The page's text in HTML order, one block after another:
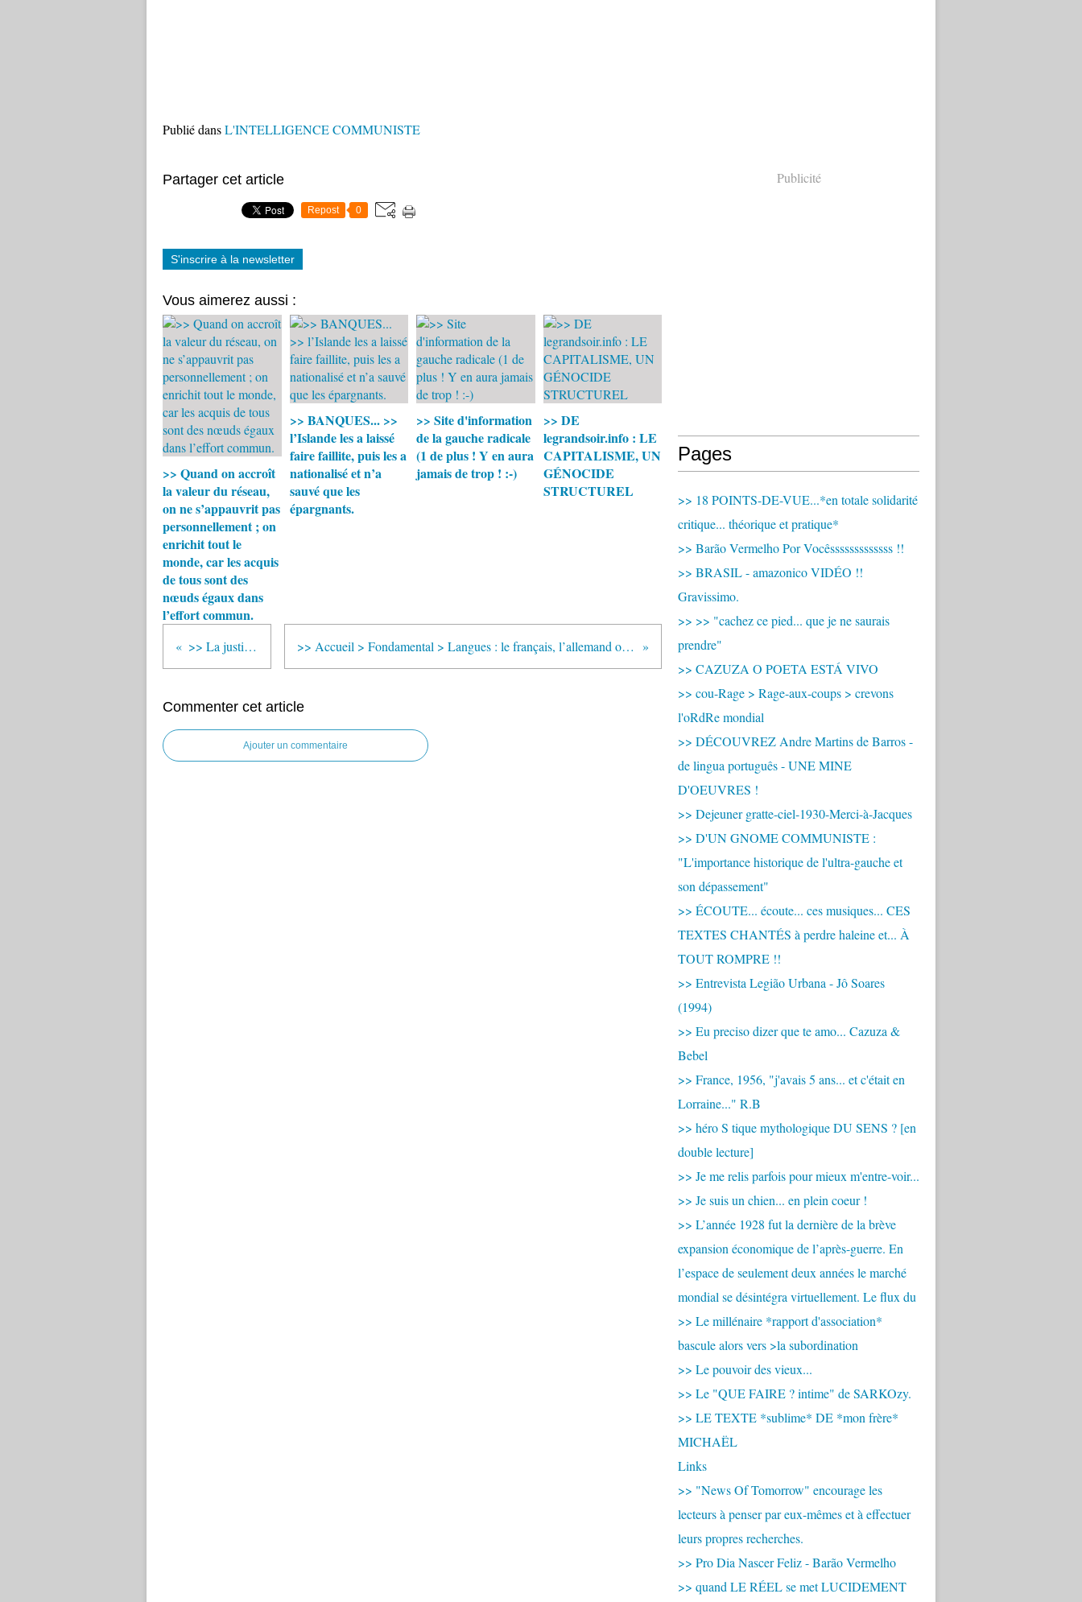
Publié dansL'INTELLIGENCE COMMUNISTE
Partager cet article
Repost 0
S'inscrire à la newsletter
Vous aimerez aussi :
>> Quand on accroît
la valeur du réseau,
on ne s’appauvrit pas
personnellement ; on
enrichit tout le
monde, car les acquis
de tous sont des
nœuds égaux dans
l’effort commun.
>> BANQUES... >>
l’Islande les a laissé
faire faillite, puis les a
nationalisé et n’a
sauvé que les
épargnants.
>> Site d'information
de la gauche radicale
(1 de plus ! Y en aura
jamais de trop ! :-)
>> DE
legrandsoir.info : LE
CAPITALISME, UN
GÉNOCIDE
STRUCTUREL
>> La justice impériale >> Accueil > Fondamental > Langues : le français, l’allemand ou le tchèque sont originaires… de Turquie
Commenter cet article
Ajouter un commentaire
Publicité
Pages
>> 18 POINTS-DE-VUE...*en totale solidarité
critique... théorique et pratique*
>> Barão Vermelho Por Vocêsssssssssssss !!
>> BRASIL - amazonico VIDÉO !!
Gravissimo.
>> >> "cachez ce pied... que je ne saurais
prendre"
>> CAZUZA O POETA ESTÁ VIVO
>> cou-Rage > Rage-aux-coups > crevons
l'oRdRe mondial
>> DÉCOUVREZ Andre Martins de Barros -
de lingua português - UNE MINE
D'OEUVRES !
>> Dejeuner gratte-ciel-1930-Merci-à-Jacques
>> D'UN GNOME COMMUNISTE :
"L'importance historique de l'ultra-gauche et
son dépassement"
>> ÉCOUTE... écoute... ces musiques... CES
TEXTES CHANTÉS à perdre haleine et... À
TOUT ROMPRE !!
>> Entrevista Legião Urbana - Jô Soares
(1994)
>> Eu preciso dizer que te amo... Cazuza &
Bebel
>> France, 1956, "j'avais 5 ans... et c'était en
Lorraine..." R.B
>> héro S tique mythologique DU SENS ? [en
double lecture]
>> Je me relis parfois pour mieux m'entre-voir...
>> Je suis un chien... en plein coeur !
>> L’année 1928 fut la dernière de la brève
expansion économique de l’après-guerre. En
l’espace de seulement deux années le marché
mondial se désintégra virtuellement. Le flux du
>> Le millénaire *rapport d'association*
bascule alors vers >la subordination
>> Le pouvoir des vieux...
>> Le "QUE FAIRE ? intime" de SARKOzy.
>> LE TEXTE *sublime* DE *mon frère*
MICHAËL
Links
>> "News Of Tomorrow" encourage les
lecteurs à penser par eux-mêmes et à effectuer
leurs propres recherches.
>> Pro Dia Nascer Feliz - Barão Vermelho
>> quand LE RÉEL se met LUCIDEMENT